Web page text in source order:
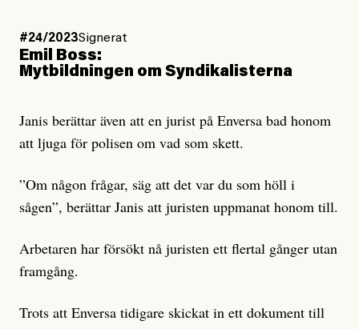
#24/2023Signerat
Emil Boss:
Mytbildningen om Syndikalisterna
Janis berättar även att en jurist på Enversa bad honom
att ljuga för polisen om vad som skett.
”Om någon frågar, säg att det var du som höll i
sågen”, berättar Janis att juristen uppmanat honom till.
Arbetaren har försökt nå juristen ett flertal gånger utan
framgång.
Trots att Enversa tidigare skickat in ett dokument till